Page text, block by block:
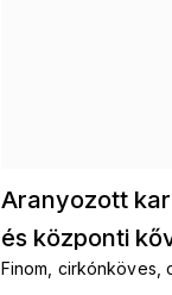
Aranyozott
és központi
Finom, cirkónköves,